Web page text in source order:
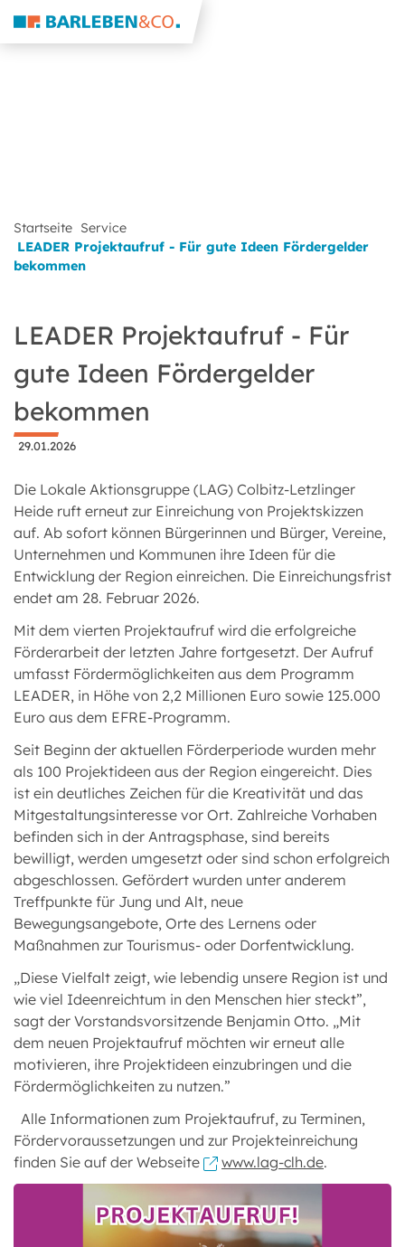
Startseite Service
LEADER Projektaufruf - Für gute Ideen Fördergelder
bekommen
LEADER Projektaufruf - Für
gute Ideen Fördergelder
bekommen
29.01.2026
Die Lokale Aktionsgruppe (LAG) Colbitz-Letzlinger
Heide ruft erneut zur Einreichung von Projektskizzen
auf. Ab sofort können Bürgerinnen und Bürger, Vereine,
Unternehmen und Kommunen ihre Ideen für die
Entwicklung der Region einreichen. Die Einreichungsfrist
endet am 28. Februar 2026.
Mit dem vierten Projektaufruf wird die erfolgreiche
Förderarbeit der letzten Jahre fortgesetzt. Der Aufruf
umfasst Fördermöglichkeiten aus dem Programm
LEADER, in Höhe von 2,2 Millionen Euro sowie 125.000
Euro aus dem EFRE-Programm.
Seit Beginn der aktuellen Förderperiode wurden mehr
als 100 Projektideen aus der Region eingereicht. Dies
ist ein deutliches Zeichen für die Kreativität und das
Mitgestaltungsinteresse vor Ort. Zahlreiche Vorhaben
befinden sich in der Antragsphase, sind bereits
bewilligt, werden umgesetzt oder sind schon erfolgreich
abgeschlossen. Gefördert wurden unter anderem
Treffpunkte für Jung und Alt, neue
Bewegungsangebote, Orte des Lernens oder
Maßnahmen zur Tourismus- oder Dorfentwicklung.
„Diese Vielfalt zeigt, wie lebendig unsere Region ist und
wie viel Ideenreichtum in den Menschen hier steckt”,
sagt der Vorstandsvorsitzende Benjamin Otto. „Mit
dem neuen Projektaufruf möchten wir erneut alle
motivieren, ihre Projektideen einzubringen und die
Fördermöglichkeiten zu nutzen.”
Alle Informationen zum Projektaufruf, zu Terminen,
Fördervoraussetzungen und zur Projekteinreichung
finden Sie auf der Webseite
www.lag-clh.de.